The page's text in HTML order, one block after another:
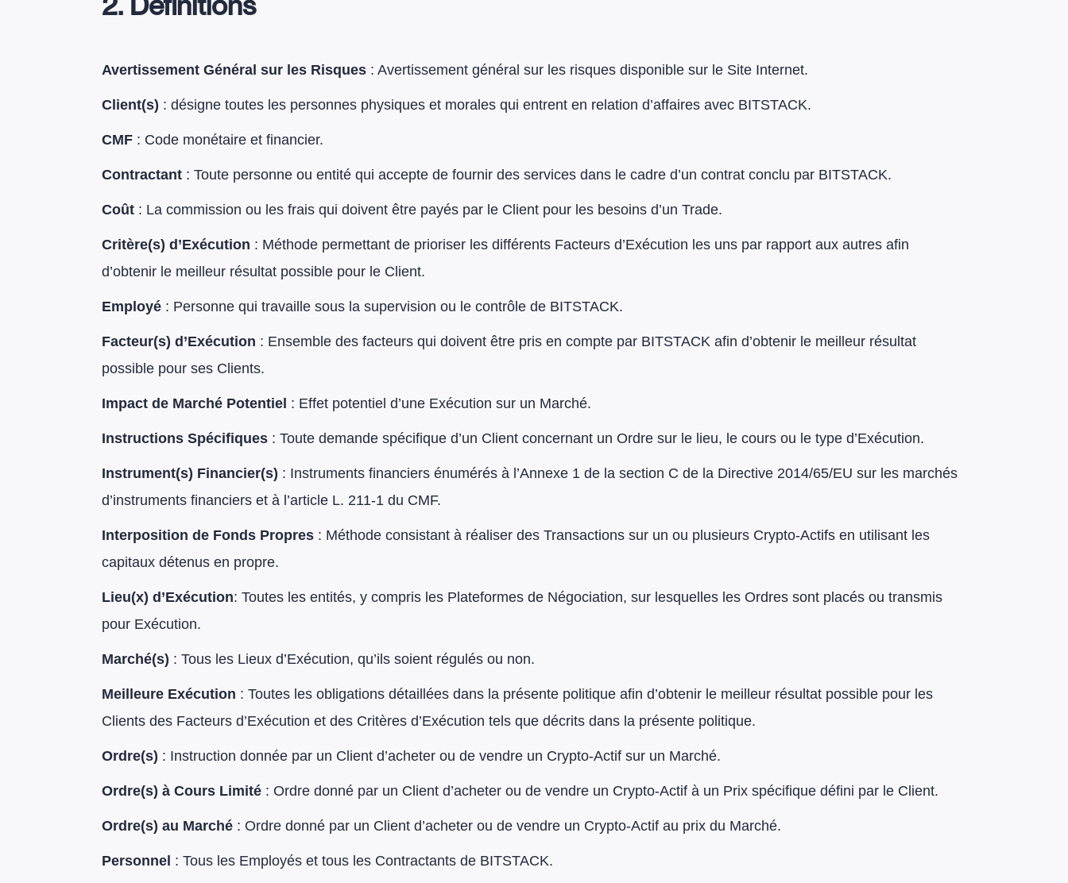
Avertissement Général sur les Risques : Avertissement général sur les risques disponible sur le Site Internet.
Client(s) : désigne toutes les personnes physiques et morales qui entrent en relation d’affaires avec BITSTACK.
CMF : Code monétaire et financier.
Contractant : Toute personne ou entité qui accepte de fournir des services dans le cadre d’un contrat conclu par BITSTACK.
Coût : La commission ou les frais qui doivent être payés par le Client pour les besoins d’un Trade.
Critère(s) d’Exécution : Méthode permettant de prioriser les différents Facteurs d’Exécution les uns par rapport aux autres afin
d’obtenir le meilleur résultat possible pour le Client.
Employé : Personne qui travaille sous la supervision ou le contrôle de BITSTACK.
Facteur(s) d’Exécution : Ensemble des facteurs qui doivent être pris en compte par BITSTACK afin d’obtenir le meilleur résultat
possible pour ses Clients.
Impact de Marché Potentiel : Effet potentiel d’une Exécution sur un Marché.
Instructions Spécifiques : Toute demande spécifique d’un Client concernant un Ordre sur le lieu, le cours ou le type d’Exécution.
Instrument(s) Financier(s) : Instruments financiers énumérés à l’Annexe 1 de la section C de la Directive 2014/65/EU sur les marchés
d’instruments financiers et à l’article L. 211-1 du CMF.
Interposition de Fonds Propres : Méthode consistant à réaliser des Transactions sur un ou plusieurs Crypto-Actifs en utilisant les
capitaux détenus en propre.
Lieu(x) d’Exécution: Toutes les entités, y compris les Plateformes de Négociation, sur lesquelles les Ordres sont placés ou transmis
pour Exécution.
Marché(s) : Tous les Lieux d’Exécution, qu’ils soient régulés ou non.
Meilleure Exécution : Toutes les obligations détaillées dans la présente politique afin d’obtenir le meilleur résultat possible pour les
Clients des Facteurs d’Exécution et des Critères d’Exécution tels que décrits dans la présente politique.
Ordre(s) : Instruction donnée par un Client d’acheter ou de vendre un Crypto-Actif sur un Marché.
Ordre(s) à Cours Limité : Ordre donné par un Client d’acheter ou de vendre un Crypto-Actif à un Prix spécifique défini par le Client.
Ordre(s) au Marché : Ordre donné par un Client d’acheter ou de vendre un Crypto-Actif au prix du Marché.
Personnel : Tous les Employés et tous les Contractants de BITSTACK.